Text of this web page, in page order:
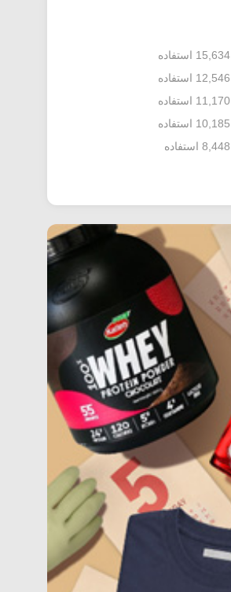
15,634 استفاده
12,546 استفاده
11,170 استفاده
10,185 استفاده
8,448 استفاده